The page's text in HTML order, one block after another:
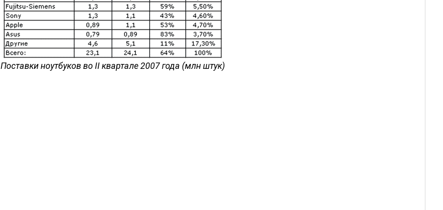
Поставки ноутбуков во II квартале 2007 года (млн штук)